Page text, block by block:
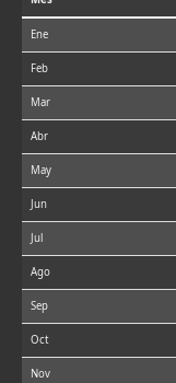
Ene
Feb
Mar
Abr
May
Jun
Jul
Ago
Sep
Oct
Nov